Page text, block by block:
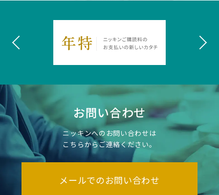
お問い合わせ
ニッキンへのお問い合わせは
こちらからご連絡ください。
メールでのお問い合わせ